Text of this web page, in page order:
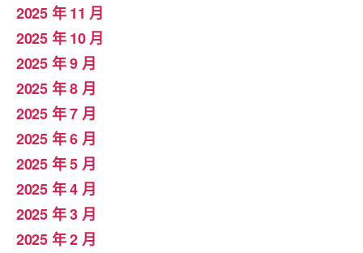
2025 年 11 月
2025 年 10 月
2025 年 9 月
2025 年 8 月
2025 年 7 月
2025 年 6 月
2025 年 5 月
2025 年 4 月
2025 年 3 月
2025 年 2 月